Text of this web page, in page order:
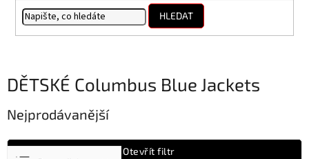
HLEDAT
DĚTSKÉ Columbus Blue Jackets
Nejprodávanější
Otevřít filtr